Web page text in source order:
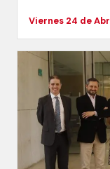
Viernes 24 de